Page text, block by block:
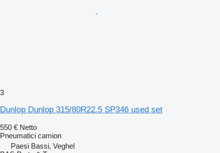
3
Dunlop Dunlop 315/80R22.5 SP346 used set
550 € Netto
Pneumatici camion
Paesi Bassi, Veghel